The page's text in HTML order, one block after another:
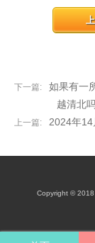
下一篇:
如果有一
越清北
上一篇: 2024年
Copyright ©